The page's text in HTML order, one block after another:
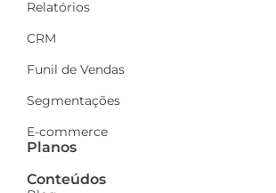
Relatórios
CRM
Funil de Vendas
Segmentações
E-commerce
Planos
Conteúdos